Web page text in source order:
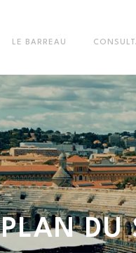
LE BARREAU
PLAN DU
Vous êtes ici : Plan